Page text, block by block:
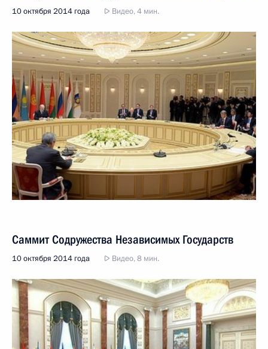
10 октября 2014 года Видео, 4 мин.
Саммит Содружества Независимых Государств
10 октября 2014 года Видео, 8 мин.